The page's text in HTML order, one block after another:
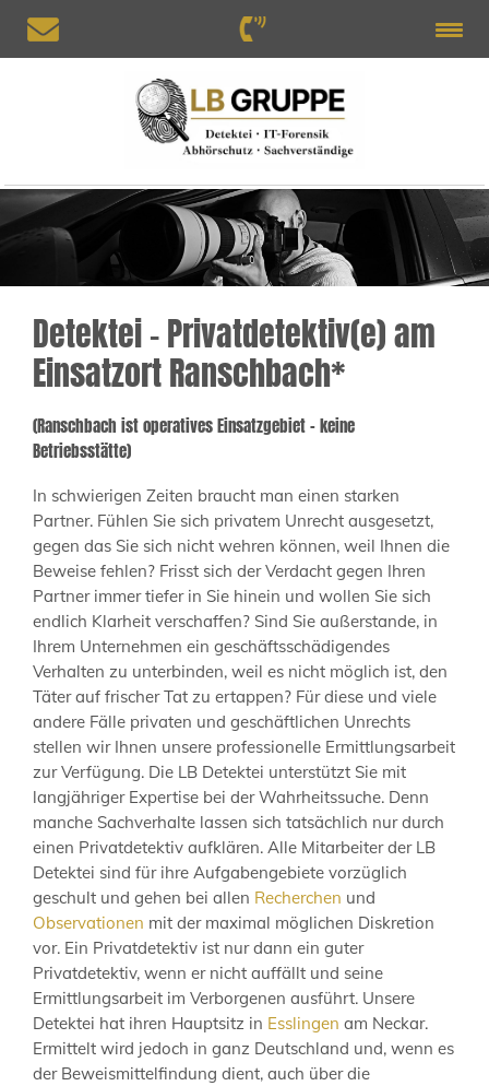
Detektei – Privatdetektiv(e) am
Einsatzort Ranschbach*
(Ranschbach ist operatives Einsatzgebiet – keine
Betriebsstätte)
In schwierigen Zeiten braucht man einen starken
Partner. Fühlen Sie sich privatem Unrecht ausgesetzt,
gegen das Sie sich nicht wehren können, weil Ihnen die
Beweise fehlen? Frisst sich der Verdacht gegen Ihren
Partner immer tiefer in Sie hinein und wollen Sie sich
endlich Klarheit verschaffen? Sind Sie außerstande, in
Ihrem Unternehmen ein geschäftsschädigendes
Verhalten zu unterbinden, weil es nicht möglich ist, den
Täter auf frischer Tat zu ertappen? Für diese und viele
andere Fälle privaten und geschäftlichen Unrechts
stellen wir Ihnen unsere professionelle Ermittlungsarbeit
zur Verfügung. Die LB Detektei unterstützt Sie mit
langjähriger Expertise bei der Wahrheitssuche. Denn
manche Sachverhalte lassen sich tatsächlich nur durch
einen Privatdetektiv aufklären. Alle Mitarbeiter der LB
Detektei sind für ihre Aufgabengebiete vorzüglich
geschult und gehen bei allen Recherchen und
Observationen mit der maximal möglichen Diskretion
vor. Ein Privatdetektiv ist nur dann ein guter
Privatdetektiv, wenn er nicht auffällt und seine
Ermittlungsarbeit im Verborgenen ausführt. Unsere
Detektei hat ihren Hauptsitz in Esslingen am Neckar.
Ermittelt wird jedoch in ganz Deutschland und, wenn es
der Beweismittelfindung dient, auch über die